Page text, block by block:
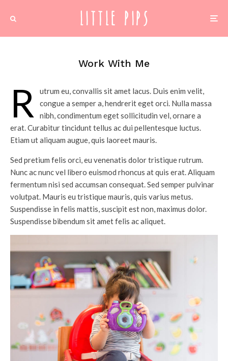
Work With Me
r
utrum eu, convallis sit amet lacus. Duis enim velit,
congue a semper a, hendrerit eget orci. Nulla massa
nibh, condimentum eget sollicitudin vel, ornare a
erat. Curabitur tincidunt tellus ac dui pellentesque luctus.
Etiam ut aliquam augue, quis laoreet mauris.
Sed pretium felis orci, eu venenatis dolor tristique rutrum.
Nunc ac nunc vel libero euismod rhoncus at quis erat. Aliquam
fermentum nisi sed accumsan consequat. Sed semper pulvinar
volutpat. Mauris eu tristique mauris, quis varius metus.
Suspendisse in felis mattis, suscipit est non, maximus dolor.
Suspendisse bibendum sit amet felis ac aliquet.